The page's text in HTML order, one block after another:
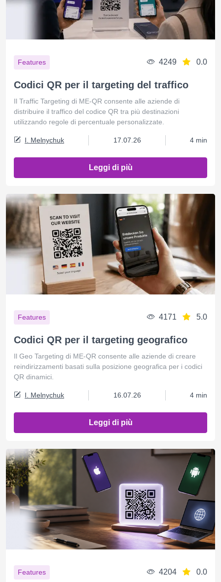
Features 4249 0.0
Codici QR per il targeting del traffico
Il Traffic Targeting di ME-QR consente alle aziende di
distribuire il traffico del codice QR tra più destinazioni
utilizzando regole di percentuale personalizzate.
I. Melnychuk 17.07.26 4 min
Leggi di più
Features 4171 5.0
Codici QR per il targeting geografico
Il Geo Targeting di ME-QR consente alle aziende di creare
reindirizzamenti basati sulla posizione geografica per i codici
QR dinamici.
I. Melnychuk 16.07.26 4 min
Leggi di più
Features 4204 0.0